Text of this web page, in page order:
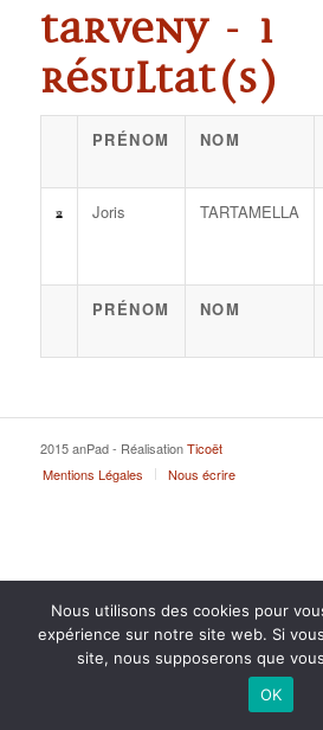
Tarveny - 1
résultat(s)
PRÉNOM NOM
Joris TARTAMELLA
PRÉNOM NOM
2015 anPad - RéalisationTicoët
Mentions Légales
Nous écrire
Nous utilisons des cookies pour
expérience sur notre site web. Si
site, nous supposerons que
OK